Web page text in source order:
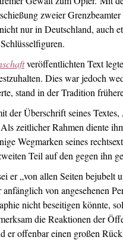
zweier
nur in Deutschland, auch
veröffentlichten Text legte
Dies war jedoch
stand in der Tradition
der Überschrift seines
zeitlicher Rahmen diente
Wegmarken seines
Teil auf den gegen ihn
er „von allen Seiten
von angesehenen
nicht beseitigen könnte,
die Reaktionen der
er offenbar einen großen